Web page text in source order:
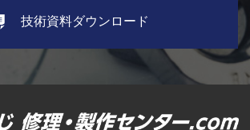
技術資料ダウンロード